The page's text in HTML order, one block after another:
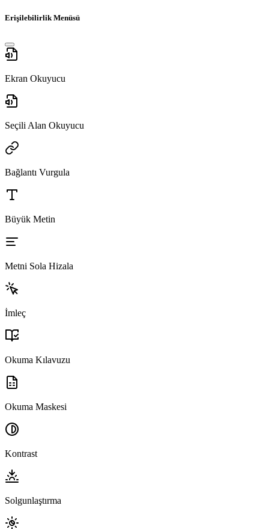
Erişilebilirlik Menüsü
Ekran Okuyucu
Seçili Alan Okuyucu
Bağlantı Vurgula
Büyük Metin
Metni Sola Hizala
İmleç
Okuma Kılavuzu
Okuma Maskesi
Kontrast
Solgunlaştırma